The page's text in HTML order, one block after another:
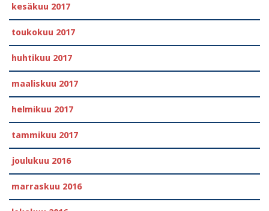
kesäkuu 2017
toukokuu 2017
huhtikuu 2017
maaliskuu 2017
helmikuu 2017
tammikuu 2017
joulukuu 2016
marraskuu 2016